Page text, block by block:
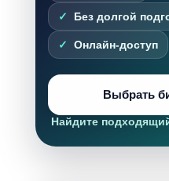
Без долгой
Онлайн-доступ
Выбрать
Найдите